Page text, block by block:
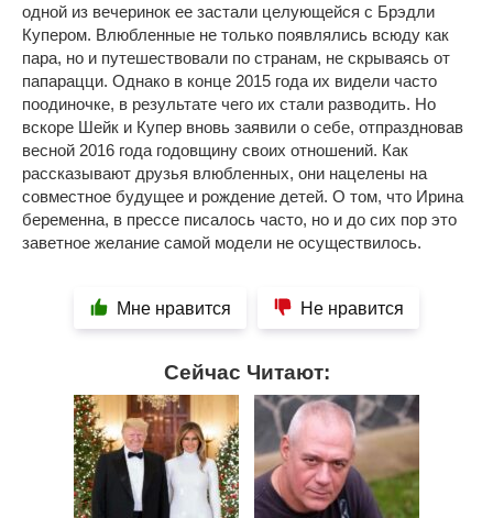
одной из вечеринок ее застали целующейся с Брэдли
Купером. Влюбленные не только появлялись всюду как
пара, но и путешествовали по странам, не скрываясь от
папарацци. Однако в конце 2015 года их видели часто
поодиночке, в результате чего их стали разводить. Но
вскоре Шейк и Купер вновь заявили о себе, отпраздновав
весной 2016 года годовщину своих отношений. Как
рассказывают друзья влюбленных, они нацелены на
совместное будущее и рождение детей. О том, что Ирина
беременна, в прессе писалось часто, но и до сих пор это
заветное желание самой модели не осуществилось.
Мне нравится Не нравится
Сейчас Читают: